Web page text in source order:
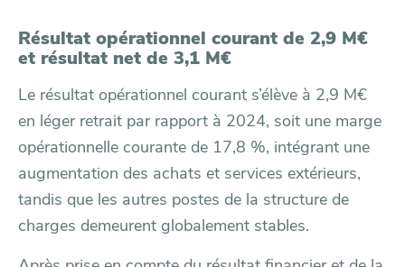
Résultat opérationnel courant de 2,9 M€
et résultat net de 3,1 M€
Le résultat opérationnel courant s’élève à 2,9 M€
en léger retrait par rapport à 2024, soit une marge
opérationnelle courante de 17,8 %, intégrant une
augmentation des achats et services extérieurs,
tandis que les autres postes de la structure de
charges demeurent globalement stables.